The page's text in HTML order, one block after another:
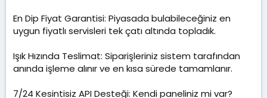
En Dip Fiyat Garantisi: Piyasada bulabileceğiniz en
uygun fiyatlı servisleri tek çatı altında topladık.
Işık Hızında Teslimat: Siparişleriniz sistem tarafından
anında işleme alınır ve en kısa sürede tamamlanır.
7/24 Kesintisiz API Desteği: Kendi paneliniz mi var?